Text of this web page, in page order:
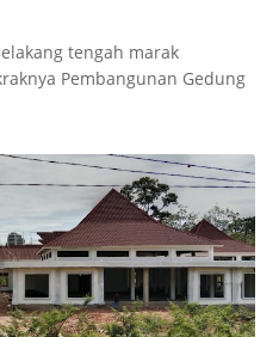
tengah marak
Pembangunan Gedung